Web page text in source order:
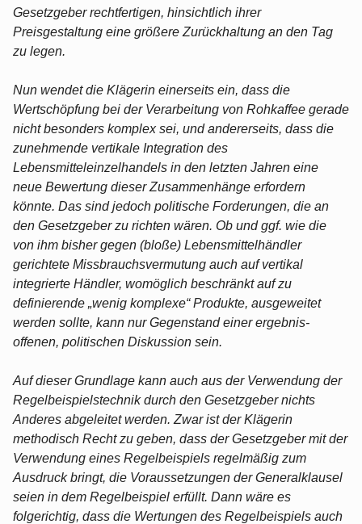
Gesetzgeber rechtfertigen, hinsichtlich ihrer
Preisgestaltung eine größere Zurückhaltung an den Tag
zu legen.
Nun wendet die Klägerin einerseits ein, dass die
Wertschöpfung bei der Verarbeitung von Rohkaffee gerade
nicht besonders komplex sei, und andererseits, dass die
zunehmende vertikale Integration des
Lebensmitteleinzelhandels in den letzten Jahren eine
neue Bewertung dieser Zusammenhänge erfordern
könnte. Das sind jedoch politische Forderungen, die an
den Gesetzgeber zu richten wären. Ob und ggf. wie die
von ihm bisher gegen (bloße) Lebensmittelhändler
gerichtete Missbrauchsvermutung auch auf vertikal
integrierte Händler, womöglich beschränkt auf zu
definierende „wenig komplexe“ Produkte, ausgeweitet
werden sollte, kann nur Gegenstand einer ergebnis-
offenen, politischen Diskussion sein.
Auf dieser Grundlage kann auch aus der Verwendung der
Regelbeispielstechnik durch den Gesetzgeber nichts
Anderes abgeleitet werden. Zwar ist der Klägerin
methodisch Recht zu geben, dass der Gesetzgeber mit der
Verwendung eines Regelbeispiels regelmäßig zum
Ausdruck bringt, die Voraussetzungen der Generalklausel
seien in dem Regelbeispiel erfüllt. Dann wäre es
folgerichtig, dass die Wertungen des Regelbeispiels auch